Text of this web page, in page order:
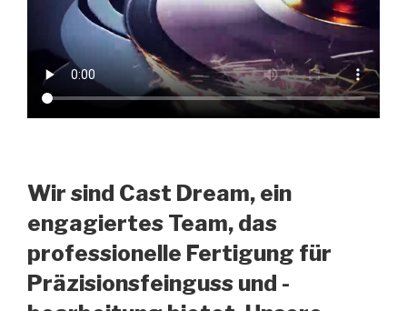
Wir sind Cast Dream, ein
engagiertes Team, das
professionelle Fertigung für
Präzisionsfeinguss und -